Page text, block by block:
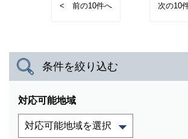
<
条件を絞り込む
対応可能地域